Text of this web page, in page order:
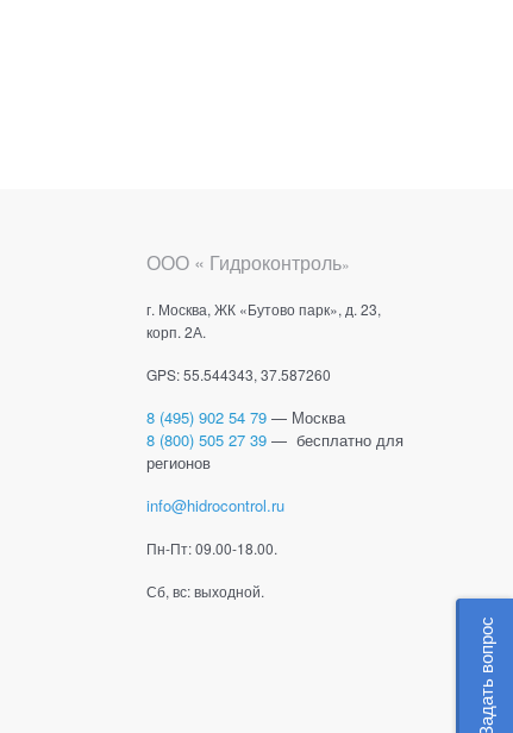
ООО « Гидроконтроль»
г. Москва, ЖК «Бутово парк», д. 23,
корп. 2А.
GPS: 55.544343, 37.587260
8 (495) 902 54 79 — Москва
8 (800) 505 27 39 — бесплатно для
регионов
info@hidrocontrol.ru
Пн-Пт: 09.00-18.00.
Сб, вс: выходной.
Задать вопрос